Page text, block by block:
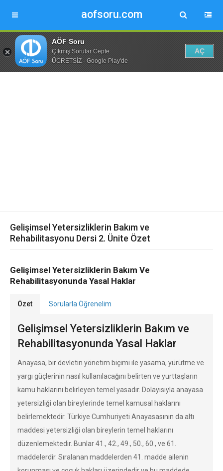
aofsoru.com
AÖF Soru
Çıkmış Sorular Cepte
ÜCRETSİZ - Google Play'de
AÇ
Gelişimsel Yetersizliklerin Bakım ve
Rehabilitasyonu Dersi 2. Ünite Özet
Gelişimsel Yetersizliklerin Bakım Ve
Rehabilitasyonunda Yasal Haklar
Özet Sorularla Öğrenelim
Gelişimsel Yetersizliklerin Bakım ve
Rehabilitasyonunda Yasal Haklar
Anayasa, bir devletin yönetim biçimi ile yasama, yürütme ve
yargı güçlerinin nasıl kullanılacağını belirten ve yurttaşların
kamu haklarını belirleyen temel yasadır. Dolayısıyla anayasa
yetersizliği olan bireylerinde temel kamusal haklarını
belirlemektedir. Türkiye Cumhuriyeti Anayasasının da altı
maddesi yetersizliği olan bireylerin temel haklarını
düzenlemektedir. Bunlar 41., 42., 49., 50., 60., ve 61.
maddelerdir. Sıralanan maddelerden 41. madde ailenin